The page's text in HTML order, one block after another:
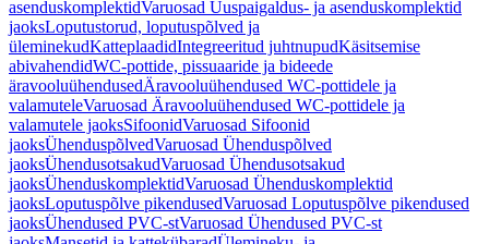
asenduskomplektidVaruosad Uuspaigaldus- ja asenduskomplektid
jaoksLoputustorud, loputuspõlved ja
üleminekudKatteplaadidIntegreeritud juhtnupudKäsitsemise
abivahendidWC-pottide, pissuaaride ja bideede
äravooluühendusedÄravooluühendused WC-pottidele ja
valamuteleVaruosad Äravooluühendused WC-pottidele ja
valamutele jaoksSifoonidVaruosad Sifoonid
jaoksÜhenduspõlvedVaruosad Ühenduspõlved
jaoksÜhendusotsakudVaruosad Ühendusotsakud
jaoksÜhenduskomplektidVaruosad Ühenduskomplektid
jaoksLoputuspõlve pikendusedVaruosad Loputuspõlve pikendused
jaoksÜhendused PVC-stVaruosad Ühendused PVC-st